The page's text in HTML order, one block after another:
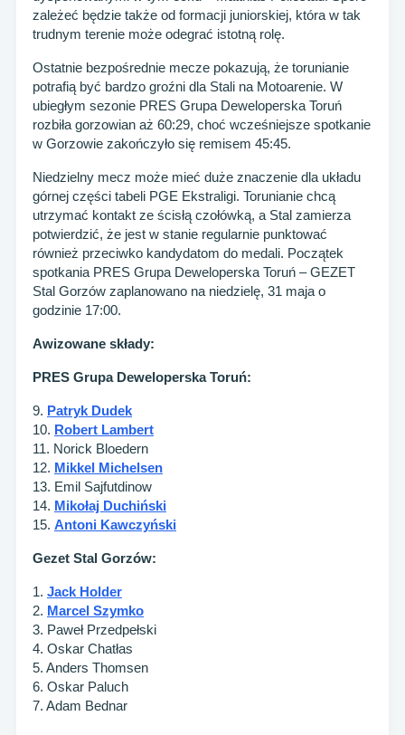
zależeć będzie także od formacji juniorskiej, która w tak
trudnym terenie może odegrać istotną rolę.
Ostatnie bezpośrednie mecze pokazują, że torunianie
potrafią być bardzo groźni dla Stali na Motoarenie. W
ubiegłym sezonie PRES Grupa Deweloperska Toruń
rozbiła gorzowian aż 60:29, choć wcześniejsze spotkanie
w Gorzowie zakończyło się remisem 45:45.
Niedzielny mecz może mieć duże znaczenie dla układu
górnej części tabeli PGE Ekstraligi. Torunianie chcą
utrzymać kontakt ze ścisłą czołówką, a Stal zamierza
potwierdzić, że jest w stanie regularnie punktować
również przeciwko kandydatom do medali. Początek
spotkania PRES Grupa Deweloperska Toruń – GEZET
Stal Gorzów zaplanowano na niedzielę, 31 maja o
godzinie 17:00.
Awizowane składy:
PRES Grupa Deweloperska Toruń:
9. Patryk Dudek
10. Robert Lambert
11. Norick Bloedern
12. Mikkel Michelsen
13. Emil Sajfutdinow
14. Mikołaj Duchiński
15. Antoni Kawczyński
Gezet Stal Gorzów:
1. Jack Holder
2. Marcel Szymko
3. Paweł Przedpełski
4. Oskar Chatłas
5. Anders Thomsen
6. Oskar Paluch
7. Adam Bednar